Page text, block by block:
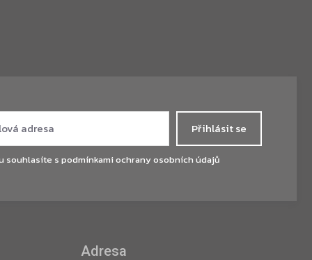
Přihlásit se
souhlasíte s podmínkami ochrany osobních údajů
Adresa